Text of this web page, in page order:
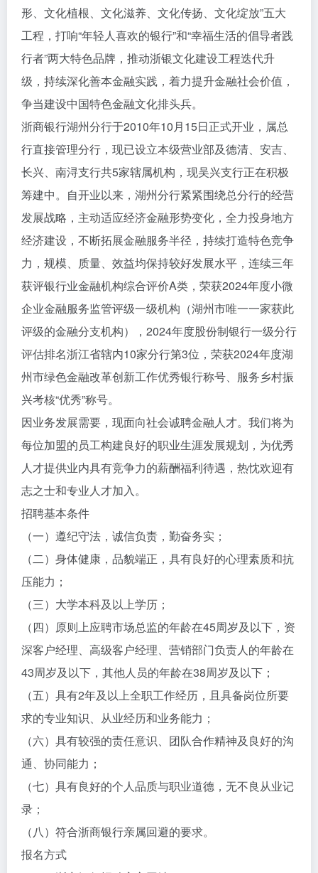
形、文化植根、文化滋养、文化传扬、文化绽放”五大
工程，打响“年轻人喜欢的银行”和“幸福生活的倡导者践
行者”两大特色品牌，推动浙银文化建设工程迭代升
级，持续深化善本金融实践，着力提升金融社会价值，
争当建设中国特色金融文化排头兵。
浙商银行湖州分行于2010年10月15日正式开业，属总
行直接管理分行，现已设立本级营业部及德清、安吉、
长兴、南浔支行共5家辖属机构，现吴兴支行正在积极
筹建中。自开业以来，湖州分行紧紧围绕总分行的经营
发展战略，主动适应经济金融形势变化，全力投身地方
经济建设，不断拓展金融服务半径，持续打造特色竞争
力，规模、质量、效益均保持较好发展水平，连续三年
获评银行业金融机构综合评价A类，荣获2024年度小微
企业金融服务监管评级一级机构（湖州市唯一一家获此
评级的金融分支机构），2024年度股份制银行一级分行
评估排名浙江省辖内10家分行第3位，荣获2024年度湖
州市绿色金融改革创新工作优秀银行称号、服务乡村振
兴考核“优秀”称号。
因业务发展需要，现面向社会诚聘金融人才。我们将为
每位加盟的员工构建良好的职业生涯发展规划，为优秀
人才提供业内具有竞争力的薪酬福利待遇，热忱欢迎有
志之士和专业人才加入。
招聘基本条件
（一）遵纪守法，诚信负责，勤奋务实；
（二）身体健康，品貌端正，具有良好的心理素质和抗
压能力；
（三）大学本科及以上学历；
（四）原则上应聘市场总监的年龄在45周岁及以下，资
深客户经理、高级客户经理、营销部门负责人的年龄在
43周岁及以下，其他人员的年龄在38周岁及以下；
（五）具有2年及以上全职工作经历，且具备岗位所要
求的专业知识、从业经历和业务能力；
（六）具有较强的责任意识、团队合作精神及良好的沟
通、协同能力；
（七）具有良好的个人品质与职业道德，无不良从业记
录；
（八）符合浙商银行亲属回避的要求。
报名方式